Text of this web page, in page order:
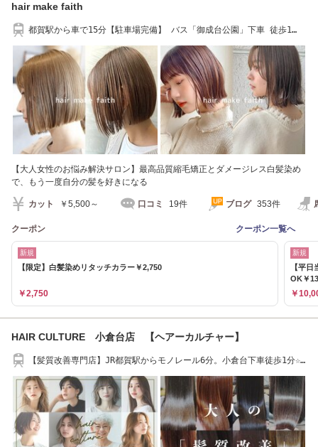
hair make faith
都賀駅から車で15分【駐車場完備】 バス「御成台公園」下車 徒歩1
【大人女性のお悩み解決サロン】最高品質縮毛矯正とダメージレス白髪染め
で、もう一度自分の髪を好きになる
カット ￥5,500～ 口コミ 19件 ブログ 353件
クーポン クーポン一覧へ
新規
【限定】白髪染めリタッチカラー￥2,750
￥2,750
新規
【平
OK￥
￥
HAIR CULTURE 小倉台店 【ヘアーカルチャー】
【髪質改善専門店】JR都賀駅からモノレール6分。小倉台下車徒歩1分☆